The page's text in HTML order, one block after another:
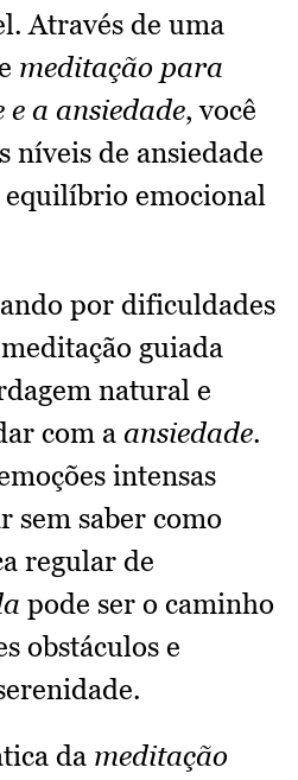
Através de uma
meditação para
a ansiedade, você
níveis de ansiedade
emocional
por dificuldades
guiada
natural e
com a ansiedade.
intensas
sem saber como
regular de
pode ser o caminho
obstáculos e
da meditação